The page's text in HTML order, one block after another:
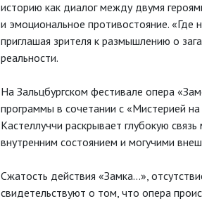
историю как диалог между двумя
и эмоциональное противостояние. «Где
приглашая зрителя к размышлению о
реальности.
На Зальцбургском фестивале опера
программы в сочетании с «Мистерией
Кастеллуччи раскрывает глубокую
внутренним состоянием и могучими
Сжатость действия «Замка...»,
свидетельствуют о том, что опера